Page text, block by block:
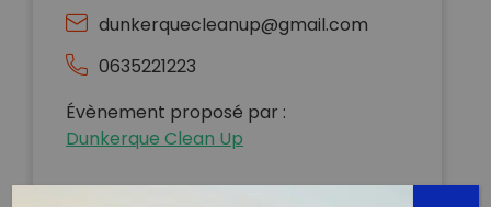
dunkerquecleanup@gmail.com
0635221223
Évènement proposé par :
Dunkerque Clean Up